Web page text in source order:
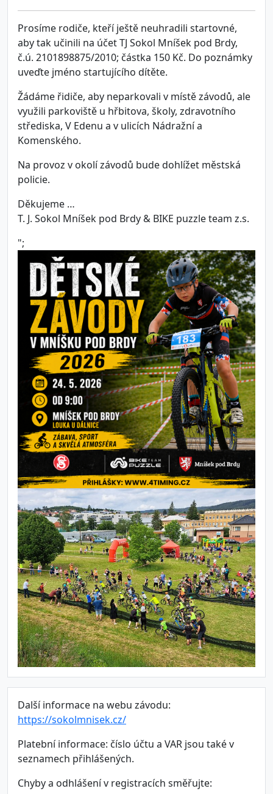
Prosíme rodiče, kteří ještě neuhradili startovné,
aby tak učinili na účet TJ Sokol Mníšek pod Brdy,
č.ú. 2101898875/2010; částka 150 Kč. Do poznámky
uveďte jméno startujícího dítěte.
Žádáme řidiče, aby neparkovali v místě závodů, ale
využili parkoviště u hřbitova, školy, zdravotního
střediska, V Edenu a v ulicích Nádražní a
Komenského.
Na provoz v okolí závodů bude dohlížet městská
policie.
Děkujeme …
T. J. Sokol Mníšek pod Brdy & BIKE puzzle team z.s.
";
Další informace na webu závodu:
https://sokolmnisek.cz/
Platební informace: číslo účtu a VAR jsou také v
seznamech přihlášených.
Chyby a odhlášení v registracích směřujte: